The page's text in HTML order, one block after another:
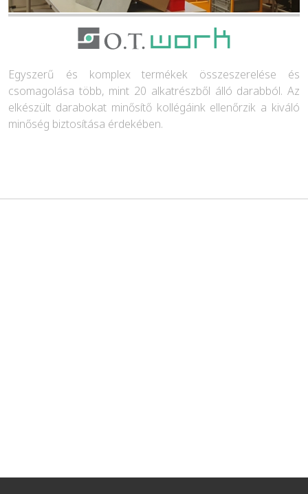
Egyszerű és komplex termékek összeszerelése és
csomagolása több, mint 20 alkatrészből álló darabból. Az
elkészült darabokat minősítő kollégáink ellenőrzik a kiváló
minőség biztosítása érdekében.